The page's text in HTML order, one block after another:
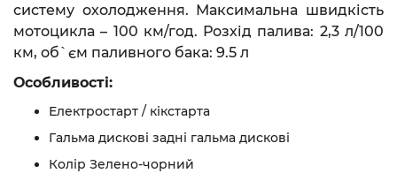
систему охолодження. Максимальна швидкість
мотоцикла – 100 км/год. Розхід палива: 2,3 л/100
км, об`єм паливного бака: 9.5 л
Особливості:
Електростарт / кікстарта
Гальма дискові задні гальма дискові
Колір Зелено-чорний